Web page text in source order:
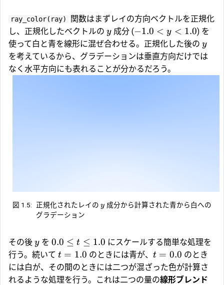
ray_color(ray)
関数はまずレイの方向ベクトルを正規化
し、正規化したベクトルの y成分 (−1.0 < y < 1.0) を
使って白と青を線形に混ぜ合わせる。正規化した後の y
を考えているから、グラデーションは垂直方向だけでは
なく水平方向にも表れることが分かるだろう。
図 1.5: 正規化されたレイのy 成分から計算された青から白への
グラデーション
その後 yを 0.0 ≤ t ≤ 1.0 にスケールする簡単な処理を
行う。続いて t = 1.0 のときには青が、 t = 0.0 のとき
には白が、その間のときには二つが混ざった色が計算さ
れるような処理を行う。これは二つの量の線形ブレンド